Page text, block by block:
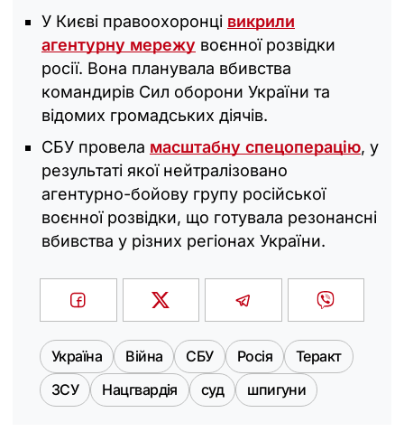
У Києві правоохоронці викрили
агентурну мережу воєнної розвідки
росії. Вона планувала вбивства
командирів Сил оборони України та
відомих громадських діячів.
СБУ провела масштабну спецоперацію, у
результаті якої нейтралізовано
агентурно-бойову групу російської
воєнної розвідки, що готувала резонансні
вбивства у різних регіонах України.
Україна Війна СБУ Росія
Теракт
ЗСУ
Нацгвардія суд шпигуни